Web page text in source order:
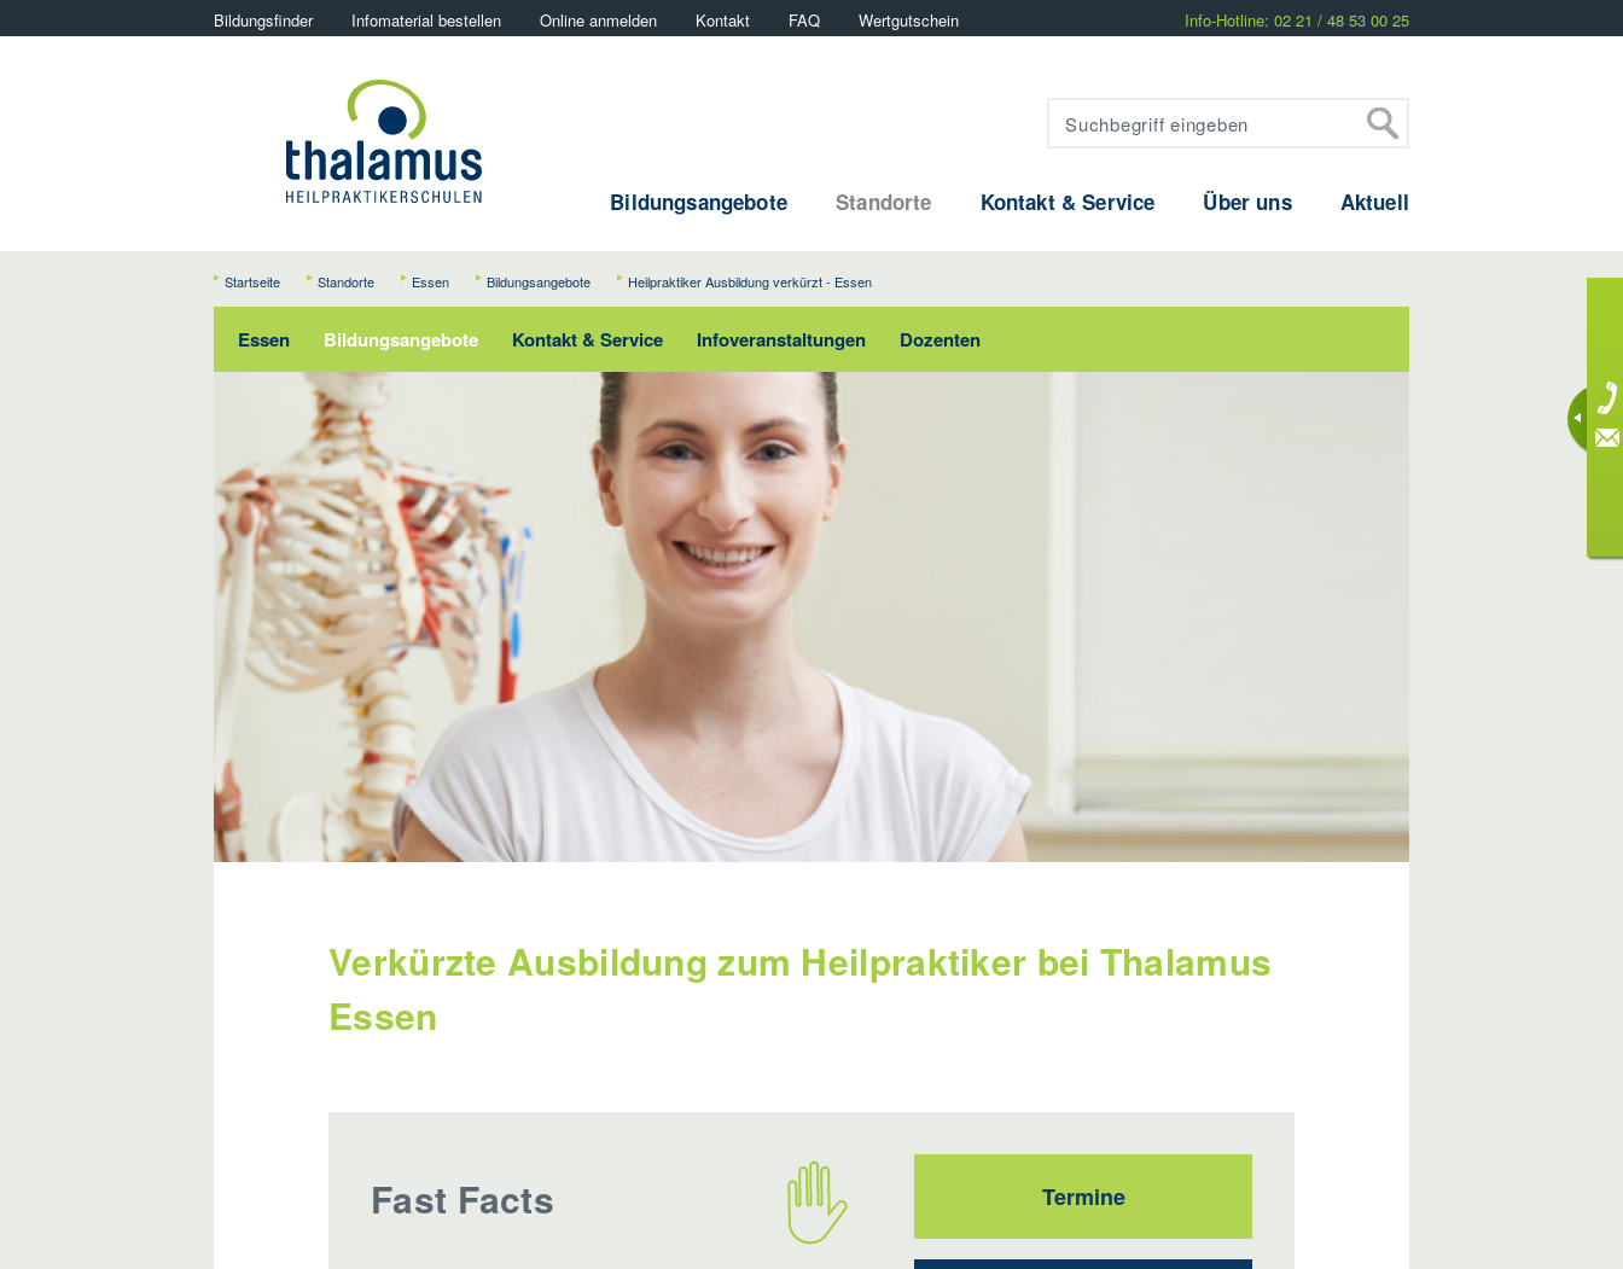
Bildungsfinder Infomaterial bestellen Online anmelden Kontakt FAQ Wertgutschein Info-Hotline: 02 21 / 48 53 00 25
Bildungsangebote Standorte Kontakt & Service Über uns Aktuell
Startseite Standorte Essen Bildungsangebote Heilpraktiker Ausbildung verkürzt - Essen
Essen Bildungsangebote Kontakt & Service Infoveranstaltungen Dozenten
Verkürzte Ausbildung zum Heilpraktiker bei Thalamus
Essen
Fast Facts Termine